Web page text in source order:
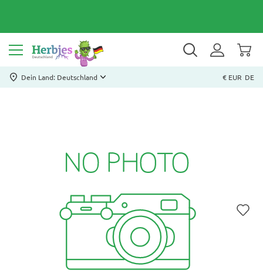
Dein Land: Deutschland € EUR DE